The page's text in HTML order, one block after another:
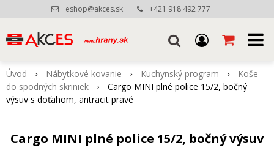
eshop@akces.sk +421 918 492 777
Úvod Nábytkové kovanie Kuchynský program
Koše
do spodných skriniek
Cargo MINI plné police 15/2, bočný
výsuv s doťahom, antracit pravé
Cargo MINI plné police 15/2, bočný výsuv